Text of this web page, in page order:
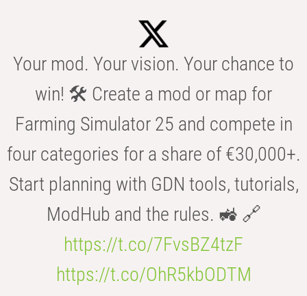
Your mod. Your vision. Your chance to
win! 🛠️ Create a mod or map for
Farming Simulator 25 and compete in
four categories for a share of €30,000+.
Start planning with GDN tools, tutorials,
ModHub and the rules. 🚜 🔗
https://t.co/7FvsBZ4tzF
https://t.co/OhR5kbODTM